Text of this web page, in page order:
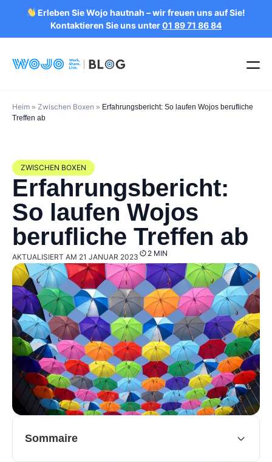
Erleben Sie Wojo hautnah – wir freuen uns auf Sie!
Kontaktieren Sie uns unter01 89 71 86 84
Heim » Zwischen Boxen » Erfahrungsbericht: So laufen Wojos berufliche
Treffen ab
ZWISCHEN BOXEN
Erfahrungsbericht:
So laufen Wojos
berufliche Treffen ab
AKTUALISIERT AM 21 JANUAR 2023 2 MIN
Sommaire